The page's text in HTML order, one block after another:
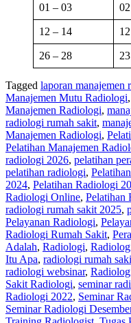
01 – 03
12 – 14
26 – 28
Tagged laporan manajemen
Manajemen Mutu Radiologi,
Manajemen Radiologi,
radiologi rumah sakit,
Manajemen Radiologi,
Pelatihan Manajemen
radiologi 2026, pelatihan
pelatihan radiologi,
2024, Pelatihan Radiologi
Radiologi Online, Pelatihan
radiologi rumah sakit 2025,
Pelayanan Radiologi,
Radiologi Rumah Sakit,
Adalah, Radiologi,
Itu Apa, radiologi rumah
radiologi websinar,
Sakit Radiologi, seminar
Radiologi 2022, Seminar
Seminar Radiologi